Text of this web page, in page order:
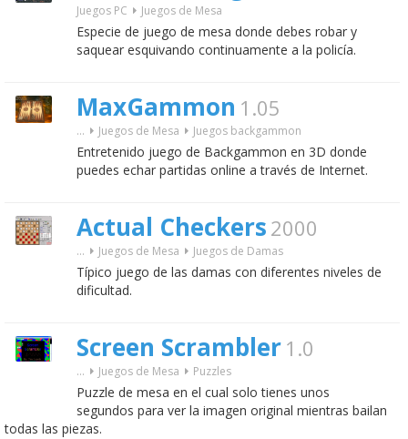
Juegos PC Juegos de Mesa
Especie de juego de mesa donde debes robar y
saquear esquivando continuamente a la policía.
MaxGammon 1.05
... Juegos de Mesa Juegos backgammon
Entretenido juego de Backgammon en 3D donde
puedes echar partidas online a través de Internet.
Actual Checkers 2000
... Juegos de Mesa Juegos de Damas
Típico juego de las damas con diferentes niveles de
dificultad.
Screen Scrambler 1.0
... Juegos de Mesa Puzzles
Puzzle de mesa en el cual solo tienes unos
segundos para ver la imagen original mientras bailan
todas las piezas.